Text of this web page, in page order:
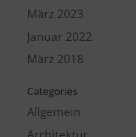
März 2023
Januar 2022
März 2018
Categories
Allgemein